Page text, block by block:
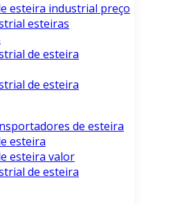
esteira industrial preço
esteiras
de esteira
de esteira
de esteira
esteira
esteira valor
de esteira